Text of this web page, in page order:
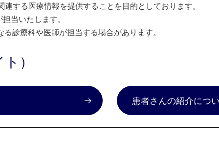
する医療情報を提供することを目的としております。
当いたします。
診療科や医師が担当する場合があります。
）
患者さんの紹介につ